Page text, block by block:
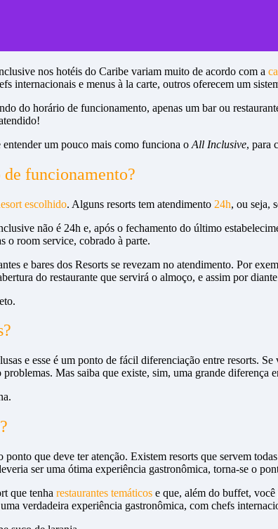
nos hotéis do Caribe variam muito de acordo com a
internacionais e menus à la carte, outros oferecem um
do horário de funcionamento, apenas um bar ou
um pouco mais como funciona o All Inclusive, para
funcionamento?
escolhido. Alguns resorts tem atendimento 24h, ou seja,
não é 24h e, após o fechamento do último
o room service, cobrado à parte.
e bares dos Resorts se revezam no atendimento. Por
do restaurante que servirá o almoço, e assim por
e esse é um ponto de fácil diferenciação entre resorts.
Mas saiba que existe, sim, uma grande diferença
ponto que deve ter atenção. Existem resorts que servem
ser uma ótima experiência gastronômica, torna-se o
que tenha restaurantes temáticos e que, além do buffet, você
verdadeira experiência gastronômica, com chefs